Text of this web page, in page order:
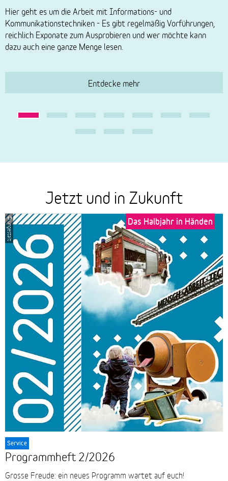
Hier geht es um die Arbeit mit Informations- und
Kommunikationstechniken - Es gibt regelmäßig Vorführungen,
reichlich Exponate zum Ausprobieren und wer möchte kann
dazu auch eine ganze Menge lesen.
Entdecke mehr
Jetzt und in Zukunft
© ungestalt Das Halbjahr in Händen
Service
Programmheft 2/2026
Grosse Freude: ein neues Programm wartet auf euch!